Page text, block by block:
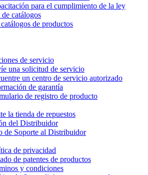
para el cumplimiento de la ley
catálogos
de productos
de servicio
una solicitud de servicio
un centro de servicio autorizado
de garantía
de registro de producto
la tienda de repuestos
del Distribuidor
de Soporte al Distribuidor
de privacidad
de patentes de productos
y condiciones